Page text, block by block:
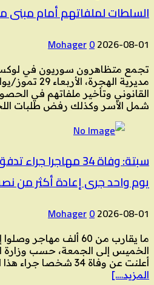
السلطات لملفاتهم أمام مبنى
2026-08-01
Mohager0
تجمع متظاهرون سوريون في
مديرية
القانوني وتأخير ملفاتهم في
شمل الأسر وكذلك رفض طلبات
يوم واحد جرى إعادة أكثر من
2026-08-01
Mohager0
ما يقارب من 60 ألف
الخميس إلى الجمعة، حسب وزارة
أعلنت عن وفاة 34 شخصا جراء هذا التدفق الضخم. وحمّل
المزيد….]